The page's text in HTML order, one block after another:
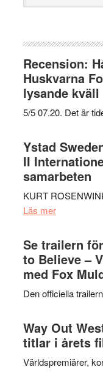
webbplatsen
Recension:
Huskvarna
lysande kväll
5/5 07.20. Det är
Ystad
II
samarbeten
KURT
Läs merom
Sweden
Jazz
Festival
2026
–
storheter
och
samarbeten
Se trailern
to Believe –
med Fox
Den officiella
Way Out
titlar i årets
Världspremiärer,